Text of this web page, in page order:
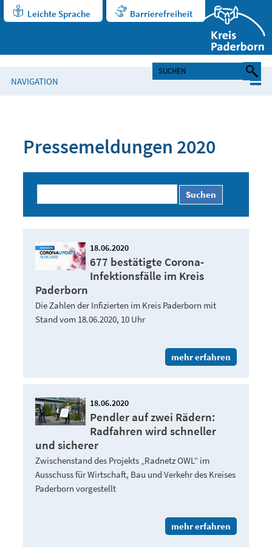
Leichte Sprache Barrierefreiheit
NAVIGATION
Pressemeldungen 2020
Suchen
18.06.2020
677 bestätigte Corona-
Infektionsfälle im Kreis
Paderborn
Die Zahlen der Infizierten im Kreis Paderborn mit
Stand vom 18.06.2020, 10 Uhr
mehr erfahren
18.06.2020
Pendler auf zwei Rädern:
Radfahren wird schneller
und sicherer
Zwischenstand des Projekts „Radnetz OWL“ im
Ausschuss für Wirtschaft, Bau und Verkehr des Kreises
Paderborn vorgestellt
mehr erfahren